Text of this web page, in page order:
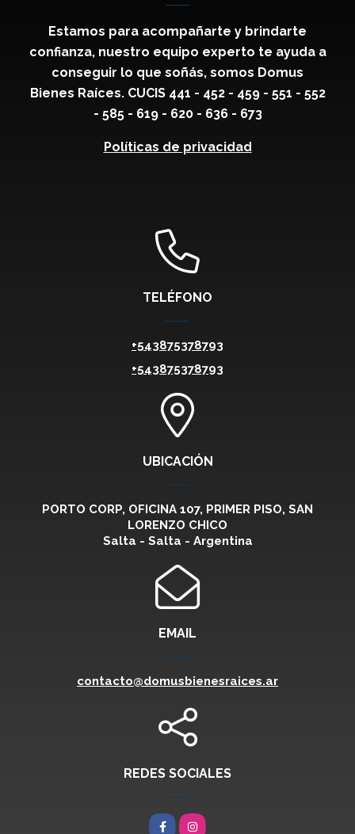
Estamos para acompañarte y brindarte
confianza, nuestro equipo experto te ayuda a
conseguir lo que soñás, somos Domus
Bienes Raíces. CUCIS 441 - 452 - 459 - 551 - 552
- 585 - 619 - 620 - 636 - 673
Políticas de privacidad
TELÉFONO
+543875378793
+543875378793
UBICACIÓN
PORTO CORP, OFICINA 107, PRIMER PISO, SAN
LORENZO CHICO
Salta - Salta - Argentina
EMAIL
contacto@domusbienesraices.ar
REDES SOCIALES
FacebookInstagram